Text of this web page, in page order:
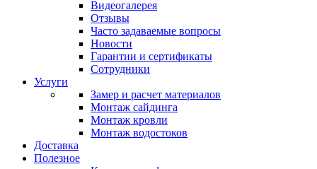
Видеогалерея
Отзывы
Часто задаваемые вопросы
Новости
Гарантии и сертификаты
Сотрудники
Услуги
Замер и расчет материалов
Монтаж сайдинга
Монтаж кровли
Монтаж водостоков
Доставка
Полезное